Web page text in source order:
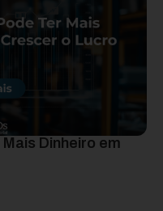
Dinheiro em